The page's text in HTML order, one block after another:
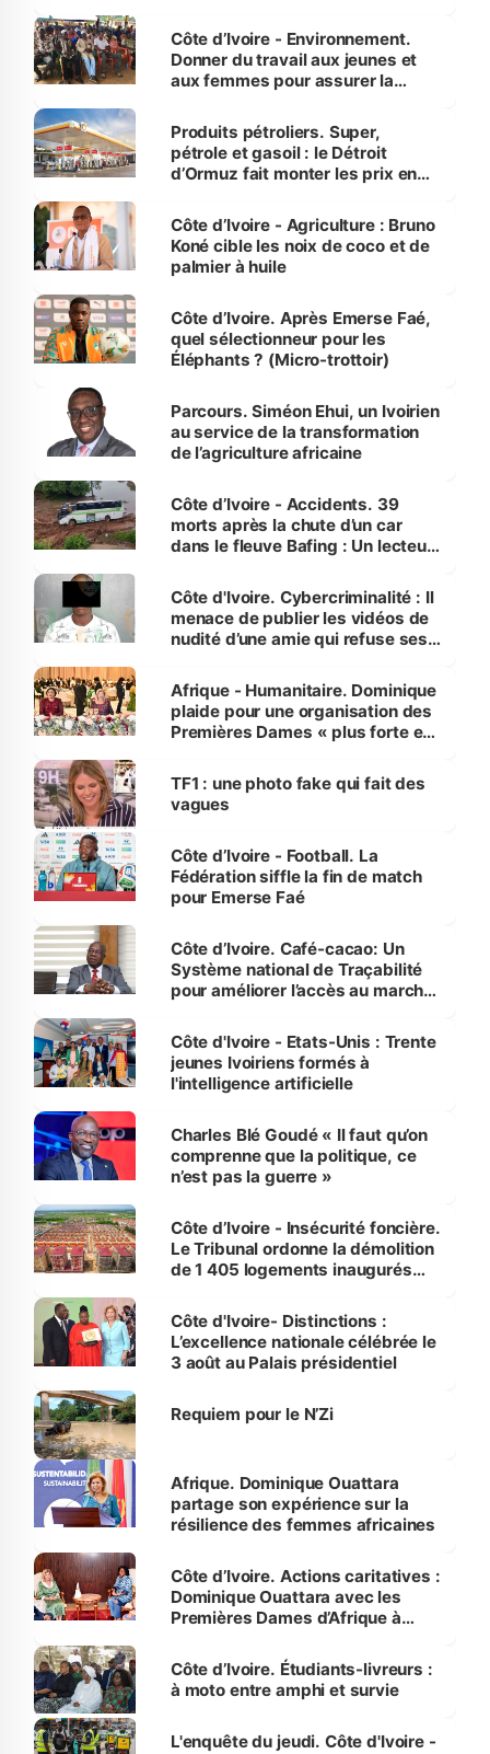
Côte d’Ivoire - Environnement.
Donner du travail aux jeunes et
aux femmes pour assurer la
menacées
Produits pétroliers. Super,
pétrole et gasoil : le Détroit
d’Ormuz fait monter les prix en
Côte d’Ivoire - Agriculture : Bruno
Koné cible les noix de coco et de
palmier à huile
Côte d’Ivoire. Après Emerse Faé,
quel sélectionneur pour les
Éléphants ? (Micro-trottoir)
Parcours. Siméon Ehui, un Ivoirien
au service de la transformation
de l’agriculture africaine
Côte d’Ivoire - Accidents. 39
morts après la chute d’un car
dans le fleuve Bafing : Un lecteur
des Transports
Côte d'Ivoire. Cybercriminalité : Il
menace de publier les vidéos de
nudité d’une amie qui refuse ses
Afrique - Humanitaire. Dominique
plaide pour une organisation des
Premières Dames « plus forte et
sur la scène internationale »
TF1 : une photo fake qui fait des
vagues
Côte d’Ivoire - Football. La
Fédération siffle la fin de match
pour Emerse Faé
Côte d’Ivoire. Café-cacao: Un
Système national de Traçabilité
pour améliorer l’accès au marché
Côte d'Ivoire - Etats-Unis : Trente
jeunes Ivoiriens formés à
l'intelligence artificielle
Charles Blé Goudé « Il faut qu’on
comprenne que la politique, ce
n’est pas la guerre »
Côte d’Ivoire - Insécurité foncière.
Le Tribunal ordonne la démolition
de 1 405 logements inaugurés
Bassam
Côte d'Ivoire- Distinctions :
L’excellence nationale célébrée le
3 août au Palais présidentiel
Requiem pour le N’Zi
Afrique. Dominique Ouattara
partage son expérience sur la
résilience des femmes africaines
Côte d’Ivoire. Actions caritatives :
Dominique Ouattara avec les
Premières Dames d’Afrique à
Côte d’Ivoire. Étudiants-livreurs :
à moto entre amphi et survie
L'enquête du jeudi. Côte d'Ivoire -